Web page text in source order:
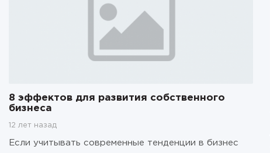
8 эффектов для развития собственного
бизнеса
12 лет назад
Если учитывать современные тенденции в бизнес